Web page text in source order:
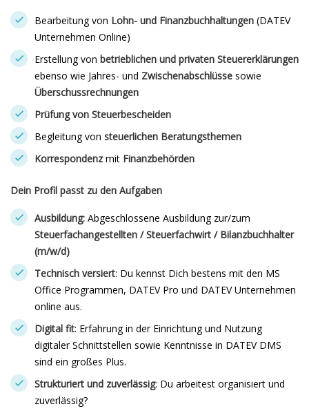
Bearbeitung von Lohn- und Finanzbuchhaltungen (DATEV
Unternehmen Online)
Erstellung von betrieblichen und privaten Steuererklärungen
ebenso wie Jahres- und Zwischenabschlüsse sowie
Überschussrechnungen
Prüfung von Steuerbescheiden
Begleitung von steuerlichen Beratungsthemen
Korrespondenzmit Finanzbehörden
Dein Profil passt zu den Aufgaben
Ausbildung: Abgeschlossene Ausbildung zur/zum
Steuerfachangestellten / Steuerfachwirt / Bilanzbuchhalter
(m/w/d)
Technisch versiert: Du kennst Dich bestens mit den MS
Office Programmen, DATEV Pro und DATEV Unternehmen
online aus.
Digital fit: Erfahrung in der Einrichtung und Nutzung
digitaler Schnittstellen sowie Kenntnisse in DATEV DMS
sind ein großes Plus.
Strukturiert und zuverlässig: Du arbeitest organisiert und
zuverlässig?